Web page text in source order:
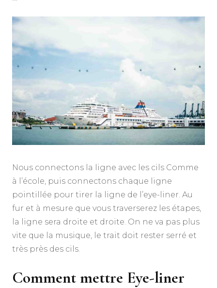
Nous connectons la ligne avec les cils Comme
à l’école, puis connectons chaque ligne
pointillée pour tirer la ligne de l’eye-liner. Au
fur et à mesure que vous traverserez les étapes,
la ligne sera droite et droite. On ne va pas plus
vite que la musique, le trait doit rester serré et
très près des cils.
Comment mettre Eye-liner